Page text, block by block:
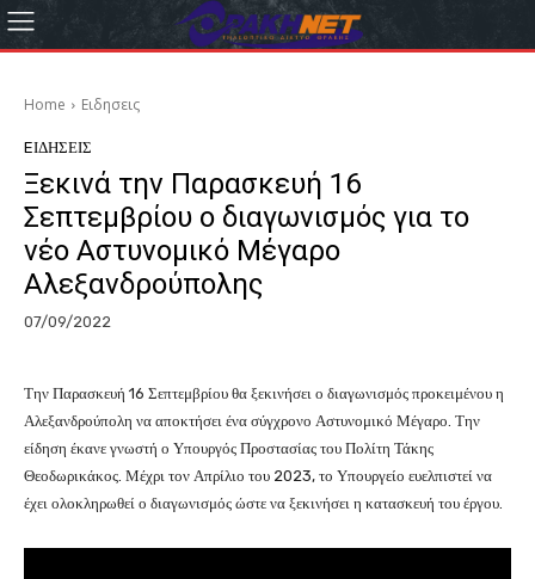
Home Eιδησεις
EΙΔΗΣΕΙΣ
Ξεκινά την Παρασκευή 16
Σεπτεμβρίου ο διαγωνισμός για το
νέο Αστυνομικό Μέγαρο
Αλεξανδρούπολης
07/09/2022
Την Παρασκευή 16 Σεπτεμβρίου θα ξεκινήσει ο διαγωνισμός προκειμένου η
Αλεξανδρούπολη να αποκτήσει ένα σύγχρονο Αστυνομικό Μέγαρο. Την
είδηση έκανε γνωστή ο Υπουργός Προστασίας του Πολίτη Τάκης
Θεοδωρικάκος. Μέχρι τον Απρίλιο του 2023, το Υπουργείο ευελπιστεί να
έχει ολοκληρωθεί ο διαγωνισμός ώστε να ξεκινήσει η κατασκευή του έργου.